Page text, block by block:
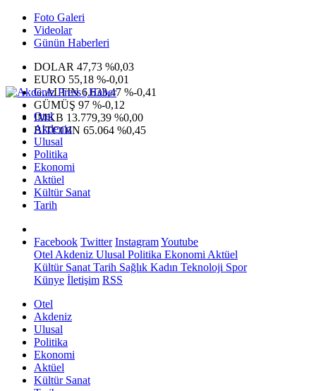
Foto Galeri
Videolar
Günün Haberleri
DOLAR 47,73 %0,03
EURO 55,18 %-0,01
G.ALTIN6.633,47 %-0,41
GÜMÜŞ 97 %-0,12
IMKB 13.779,39 %0,00
BITCOIN 65.064 %0,45
Otel
Akdeniz
Ulusal
Politika
Ekonomi
Aktüel
Kültür Sanat
Tarih
Facebook Twitter InstagramYoutube
Otel Akdeniz Ulusal Politika Ekonomi Aktüel
Kültür Sanat Tarih Sağlık Kadın Teknoloji Spor
Künye İletişim RSS
Otel
Akdeniz
Ulusal
Politika
Ekonomi
Aktüel
Kültür Sanat